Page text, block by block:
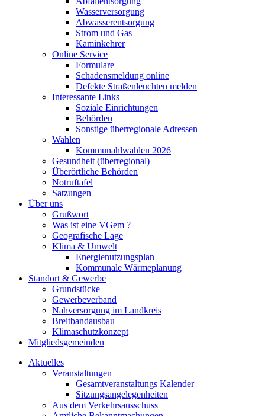
Wasserversorgung
Abwasserentsorgung
Strom und Gas
Kaminkehrer
Online Service
Formulare
Schadensmeldung online
Defekte Straßenleuchten melden
Interessante Links
Soziale Einrichtungen
Behörden
Sonstige überregionale Adressen
Wahlen
Kommunahlwahlen 2026
Gesundheit (überregional)
Überörtliche Behörden
Notruftafel
Satzungen
Über uns
Grußwort
Was ist eine VGem ?
Geografische Lage
Klima & Umwelt
Energienutzungsplan
Kommunale Wärmeplanung
Standort & Gewerbe
Grundstücke
Gewerbeverband
Nahversorgung im Landkreis
Breitbandausbau
Klimaschutzkonzept
Mitgliedsgemeinden
Aktuelles
Veranstaltungen
Gesamtveranstaltungs Kalender
Sitzungsangelegenheiten
Aus dem Verkehrsausschuss